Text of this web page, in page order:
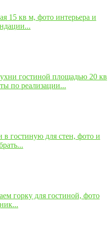
15 кв м, фото интерьера и
гостиной площадью 20 кв
по реализации...
в гостиную для стен, фото и
горку для гостиной, фото